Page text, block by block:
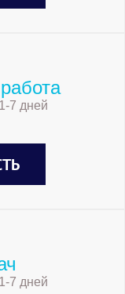
7 дней
7 дней